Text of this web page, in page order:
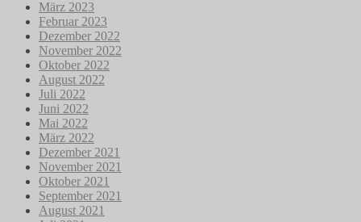
März 2023
Februar 2023
Dezember 2022
November 2022
Oktober 2022
August 2022
Juli 2022
Juni 2022
Mai 2022
März 2022
Dezember 2021
November 2021
Oktober 2021
September 2021
August 2021